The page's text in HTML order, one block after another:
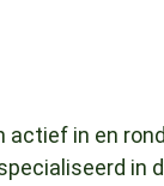
actief in en
in